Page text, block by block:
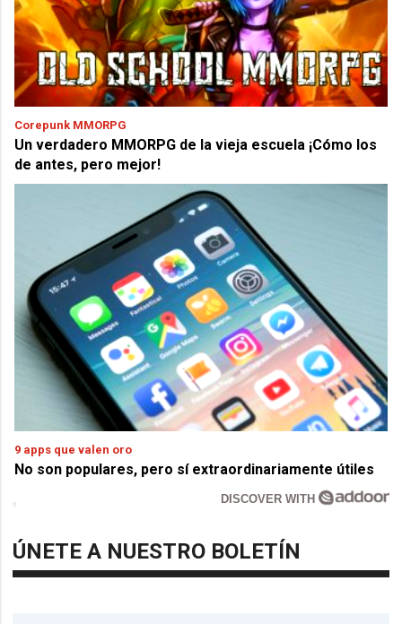
Corepunk MMORPG
Un verdadero MMORPG de la vieja escuela ¡Cómo los
de antes, pero mejor!
9 apps que valen oro
No son populares, pero sí extraordinariamente útiles
DISCOVER WITH
ÚNETE A NUESTRO BOLETÍN